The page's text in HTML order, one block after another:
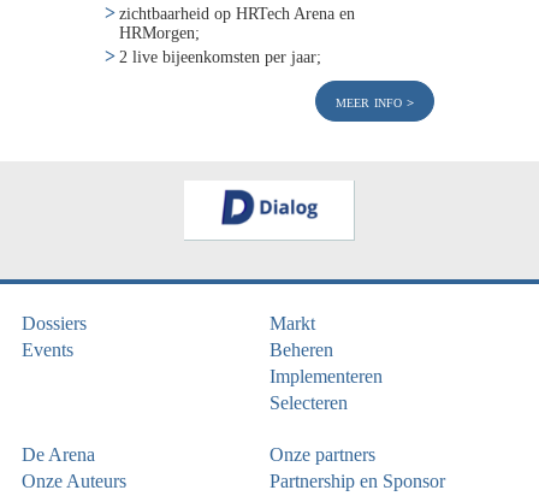
zichtbaarheid op HRTech Arena en
HRMorgen;
2 live bijeenkomsten per jaar;
meer info
Dossiers
Events
Markt
Beheren
Implementeren
Selecteren
De Arena
Onze Auteurs
Onze partners
Partnership en Sponsor